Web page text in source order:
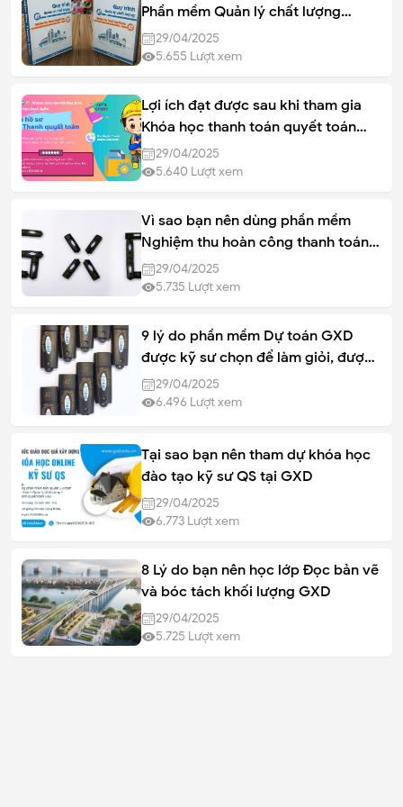
Phần mềm Quản lý chất lượng
(QLCL GXD)
29/04/2025
5.655 Lượt xem
Lợi ích đạt được sau khi tham gia
Khóa học thanh toán quyết toán
GXD
29/04/2025
5.640 Lượt xem
Vì sao bạn nên dùng phần mềm
Nghiệm thu hoàn công thanh toán
quyết toán ?
29/04/2025
5.735 Lượt xem
9 lý do phần mềm Dự toán GXD
được kỹ sư chọn để làm giỏi, được
trọng dụng
29/04/2025
6.496 Lượt xem
Tại sao bạn nên tham dự khóa học
đào tạo kỹ sư QS tại GXD
29/04/2025
6.773 Lượt xem
8 Lý do bạn nên học lớp Đọc bản vẽ
và bóc tách khối lượng GXD
29/04/2025
5.725 Lượt xem